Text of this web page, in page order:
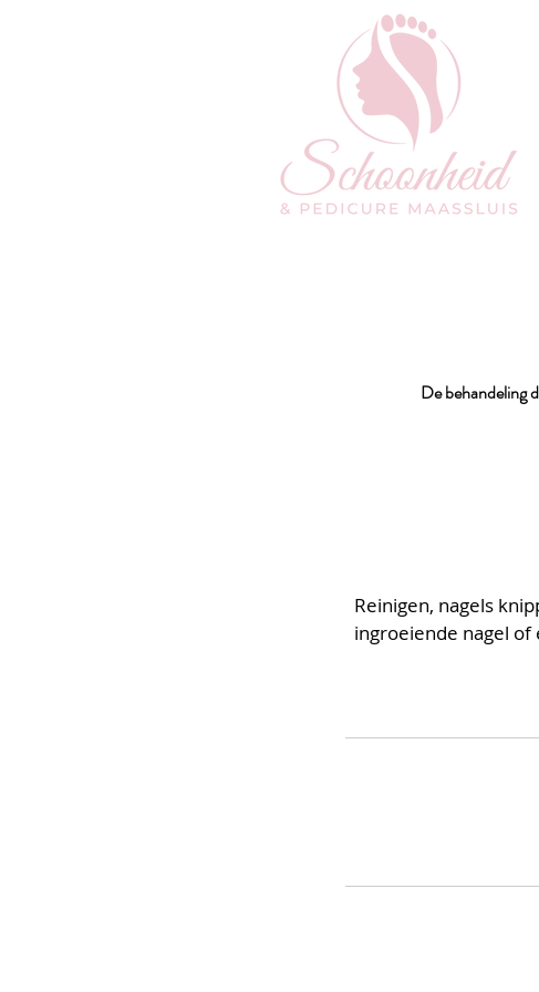
De behandeling
Reinigen, nagels
ingroeiende nagel of